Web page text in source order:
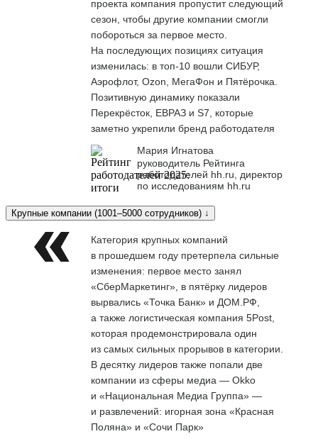
проекта компания пропустит следующий
сезон, чтобы другие компании смогли
побороться за первое место.
На последующих позициях ситуация
изменилась: в топ-10 вошли СИБУР,
Аэрофлот, Ozon, МегаФон и Пятёрочка.
Позитивную динамику показали
Перекрёсток, ЕВРАЗ и S7, которые
заметно укрепили бренд работодателя
Мария Игнатова
руководитель Рейтинга
работодателей hh.ru, директор
по исследованиям hh.ru
Крупные компании (1001–5000 сотрудников) ↓
Категория крупных компаний
в прошедшем году претерпела сильные
изменения: первое место занял
«СберМаркетинг», в пятёрку лидеров
вырвались «Точка Банк» и ДОМ.РФ,
а также логистическая компания 5Post,
которая продемонстрировала один
из самых сильных прорывов в категории.
В десятку лидеров также попали две
компании из сферы медиа — Okko
и «Национальная Медиа Группа» —
и развлечений: игорная зона «Красная
Поляна» и «Сочи Парк»